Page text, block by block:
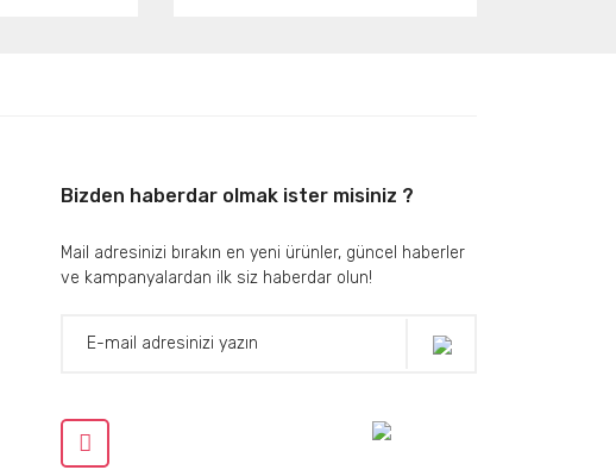
Bizden haberdar olmak ister misiniz ?
Mail adresinizi bırakın en yeni ürünler, güncel haberler
ve kampanyalardan ilk siz haberdar olun!